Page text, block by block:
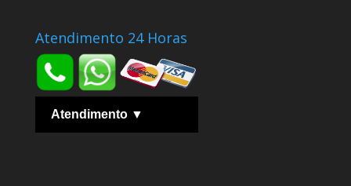
Atendimento 24 Horas
Atendimento ▼